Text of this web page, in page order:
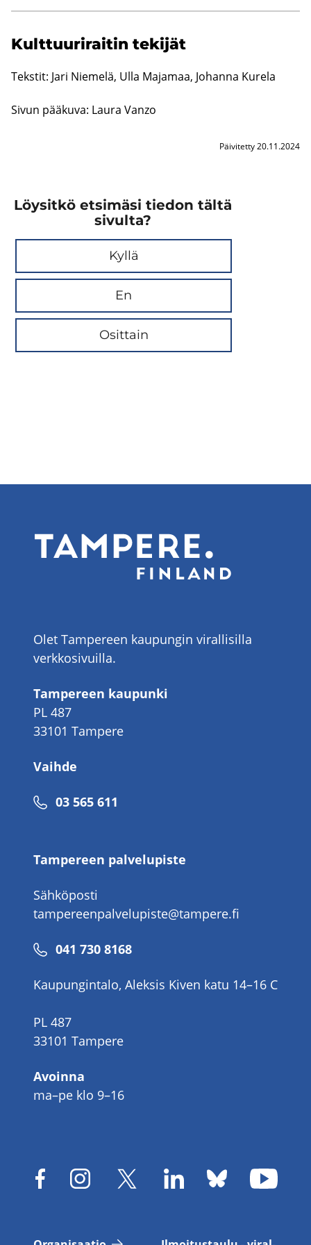
Kult­tuu­ri­rai­tin te­ki­jät
Teks­tit: Jari Nie­me­lä, Ulla Ma­ja­maa, Jo­han­na Ku­re­la
Sivun pää­ku­va: Laura Vanzo
Päivitetty 20.11.2024
Löysitkö etsimäsi tiedon tältä
sivulta?
Kyllä
En
Osittain
Olet Tampereen kaupungin virallisilla
verkkosivuilla.
Tampereen kaupunki
PL 487
33101 Tampere
Vaihde
Puhelinnumero
03 565 611
Tampereen palvelupiste
Sähköposti
tampereenpalvelupiste@tampere.fi
Puhelinnumero
041 730 8168
Kaupungintalo, Aleksis Kiven katu 14–16 C
PL 487
33101 Tampere
Avoinna
ma–pe klo 9–16